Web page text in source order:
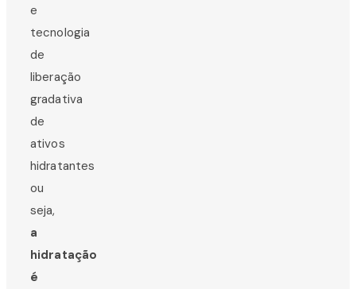
e
tecnologia
de
liberação
gradativa
de
ativos
hidratantes
ou
seja,
a
hidratação
é